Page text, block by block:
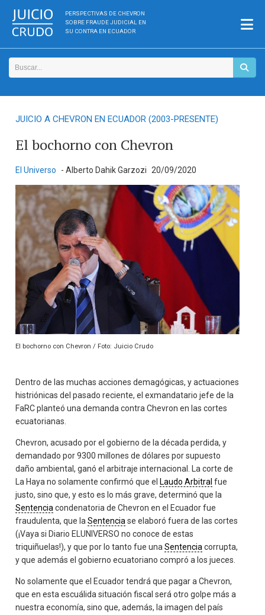
PERSPECTIVAS DE CHEVRON
SOBRE FRAUDE JUDICIAL EN
SU CONTRA EN ECUADOR
JUICIO A CHEVRON EN ECUADOR (2003-PRESENTE)
El bochorno con Chevron
El Universo - Alberto Dahik Garzozi 20/09/2020
El bochorno con Chevron / Foto: Juicio Crudo
Dentro de las muchas acciones demagógicas, y actuaciones
histriónicas del pasado reciente, el exmandatario jefe de la
FaRC planteó una demanda contra Chevron en las cortes
ecuatorianas.
Chevron, acusado por el gobierno de la década perdida, y
demandado por 9300 millones de dólares por supuesto
daño ambiental, ganó el arbitraje internacional. La corte de
La Haya no solamente confirmó que el Laudo Arbitral fue
justo, sino que, y esto es lo más grave, determinó que la
Sentencia condenatoria de Chevron en el Ecuador fue
fraudulenta, que laSentencia se elaboró fuera de las cortes
(¡Vaya si Diario ELUNIVERSO no conoce de estas
triquiñuelas!), y que por lo tanto fue unaSentencia corrupta,
y que además el gobierno ecuatoriano compró a los jueces.
No solamente que el Ecuador tendrá que pagar a Chevron,
que en esta escuálida situación fiscal será otro golpe más a
nuestra economía, sino que, además, la imagen del país